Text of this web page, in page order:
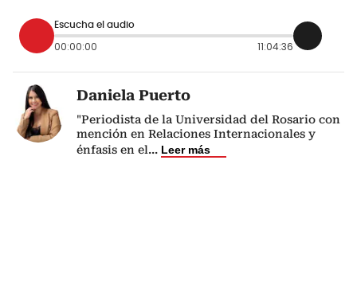
Escucha el audio
00:00:00 11:04:36
Daniela Puerto
"Periodista de la Universidad del Rosario con
mención en Relaciones Internacionales y
énfasis en el... Leer más